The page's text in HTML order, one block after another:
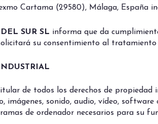
Cartama (29580), Málaga, España
SUR SL informa que da
su consentimiento al
de todos los derechos de
sonido, audio, vídeo,
de ordenador necesarios para su